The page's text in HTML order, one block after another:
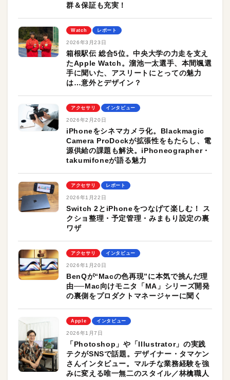
群＆保証も充実！
Watch レポート
2026年3月23日
箱根駅伝 総合5位。中央大学の力走を支え
たApple Watch。溜池一太選手、本間颯選
手に聞いた、アスリートにとっての魅力
は…意外とデザイン？
アクセサリ インタビュー
2026年2月20日
iPhoneをシネマカメラ化。Blackmagic
Camera ProDockが拡張性をもたらし、電
源供給の課題も解決。iPhoneographer・
takumifoneが語る魅力
アクセサリ レポート
2026年1月22日
Switch 2とiPhoneをつなげて楽しむ！ ス
クショ整理・予定管理・みまもり設定の裏
ワザ
アクセサリ インタビュー
2026年1月20日
BenQが“Macの色再現”に本気で挑んだ理
由──Mac向けモニタ「MA」シリーズ開発
の裏側をプロダクトマネージャーに聞く
Apple インタビュー
2026年1月7日
「Photoshop」や「Illustrator」の実践
テクがSNSで話題。デザイナー・タマケン
さんインタビュー。マルチな業務経験を強
みに変える唯一無二のスタイル／林檎職人